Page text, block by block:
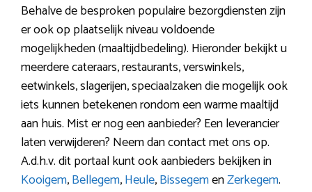
Behalve de besproken populaire bezorgdiensten zijn
er ook op plaatselijk niveau voldoende
mogelijkheden (maaltijdbedeling). Hieronder bekijkt u
meerdere cateraars, restaurants, verswinkels,
eetwinkels, slagerijen, speciaalzaken die mogelijk ook
iets kunnen betekenen rondom een warme maaltijd
aan huis. Mist er nog een aanbieder? Een leverancier
laten verwijderen? Neem dan contact met ons op.
A.d.h.v. dit portaal kunt ook aanbieders bekijken in
Kooigem,Bellegem,Heule,BissegemenZerkegem.